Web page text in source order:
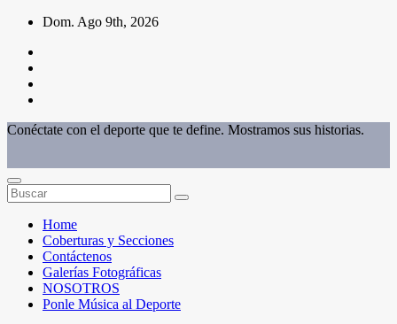
Saltar
contenido
Dom. Ago 9th, 2026
Conéctate con el deporte que te define. Mostramos sus historias.
Home
Coberturas y Secciones
Contáctenos
Galerías Fotográficas
NOSOTROS
Ponle Música al Deporte